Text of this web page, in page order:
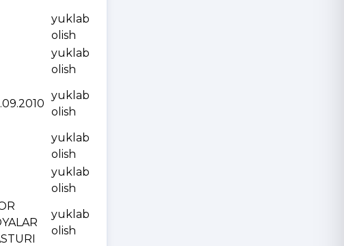
yuklab
olish
yuklab
olish
yuklab
olish
yuklab
olish
yuklab
olish
yuklab
olish